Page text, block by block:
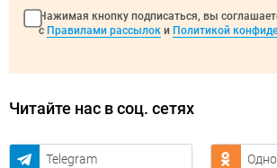
Нажимая кнопку подписаться, вы
с Правилами рассылок и Политикой
Читайте нас в соц. сетях
Telegram